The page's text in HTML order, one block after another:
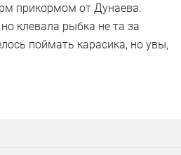
прикормом от Дунаева.
клевала рыбка не та за
поймать карасика, но увы,
до 20.00 своих 3кг я
все , всем НХНЧ.